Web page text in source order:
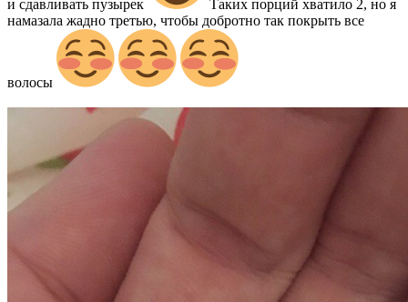
и сдавливать пузырек
Таких порций хватило 2, но я
намазала жадно третью, чтобы добротно так покрыть все
волосы